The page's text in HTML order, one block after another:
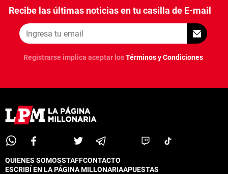
Recibe las últimas noticias en tu casilla de E-mail
Registrarse implica aceptar losTérminos y Condiciones
QUIENES SOMOSSTAFFCONTACTO
ESCRIBÍ EN LA PÁGINA MILLONARIAAPUESTAS